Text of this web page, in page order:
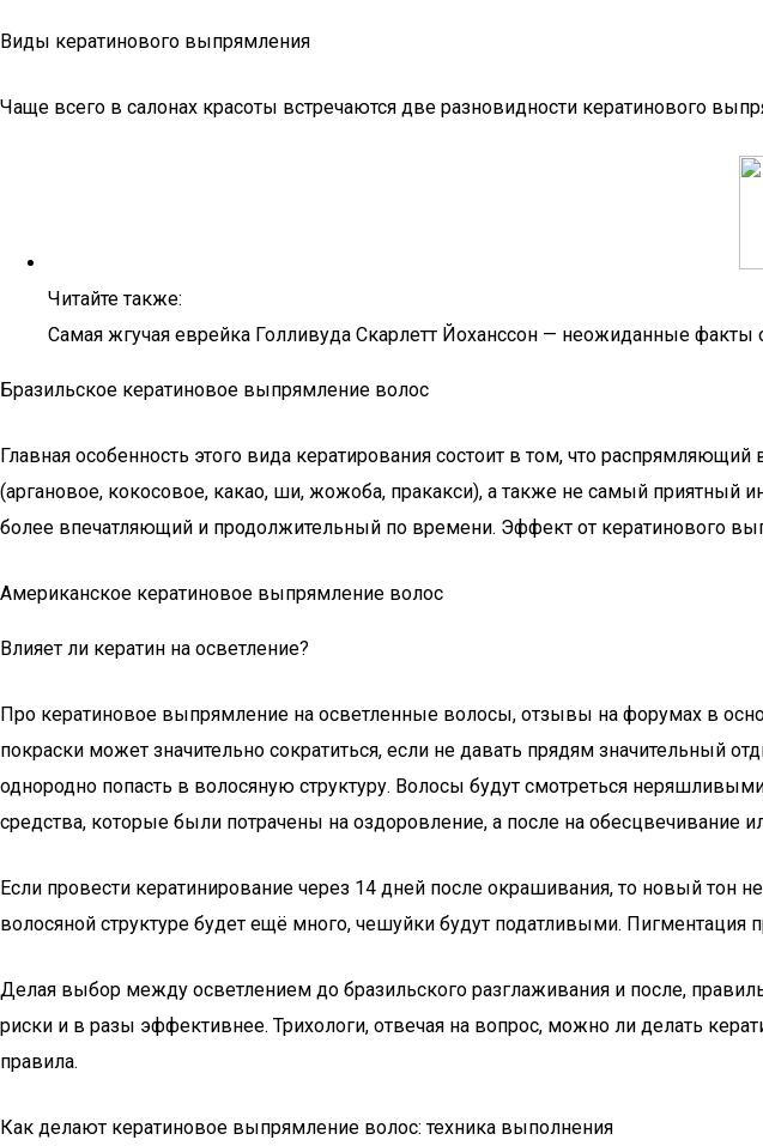
Виды кератинового выпрямления
Чаще всего в салонах красоты встречаются две разновидности кератинового
Читайте также:
Самая жгучая еврейка Голливуда Скарлетт Йоханссон — неожиданные факты
Бразильское кератиновое выпрямление волос
Главная особенность этого вида кератирования состоит в том, что
(аргановое, кокосовое, какао, ши, жожоба, пракакси), а также не самый приятный
более впечатляющий и продолжительный по времени. Эффект от кератинового
Американское кератиновое выпрямление волос
Влияет ли кератин на осветление?
Про кератиновое выпрямление на осветленные волосы, отзывы на форумах в
покраски может значительно сократиться, если не давать прядям
однородно попасть в волосяную структуру. Волосы будут смотреться
средства, которые были потрачены на оздоровление, а после на обесцвечивание
Если провести кератинирование через 14 дней после окрашивания, то новый тон
волосяной структуре будет ещё много, чешуйки будут податливыми.
Делая выбор между осветлением до бразильского разглаживания и после,
риски и в разы эффективнее. Трихологи, отвечая на вопрос, можно ли делать
правила.
Как делают кератиновое выпрямление волос: техника выполнения